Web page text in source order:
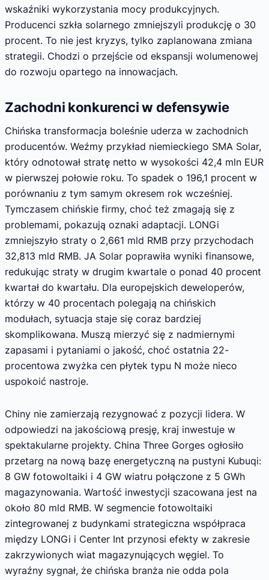
wskaźniki wykorzystania mocy produkcyjnych.
Producenci szkła solarnego zmniejszyli produkcję o 30
procent. To nie jest kryzys, tylko zaplanowana zmiana
strategii. Chodzi o przejście od ekspansji wolumenowej
do rozwoju opartego na innowacjach.
Zachodni konkurenci w defensywie
Chińska transformacja boleśnie uderza w zachodnich
producentów. Weźmy przykład niemieckiego SMA Solar,
który odnotował stratę netto w wysokości 42,4 mln EUR
w pierwszej połowie roku. To spadek o 196,1 procent w
porównaniu z tym samym okresem rok wcześniej.
Tymczasem chińskie firmy, choć też zmagają się z
problemami, pokazują oznaki adaptacji. LONGi
zmniejszyło straty o 2,661 mld RMB przy przychodach
32,813 mld RMB. JA Solar poprawiła wyniki finansowe,
redukując straty w drugim kwartale o ponad 40 procent
kwartał do kwartału. Dla europejskich deweloperów,
którzy w 40 procentach polegają na chińskich
modułach, sytuacja staje się coraz bardziej
skomplikowana. Muszą mierzyć się z nadmiernymi
zapasami i pytaniami o jakość, choć ostatnia 22-
procentowa zwyżka cen płytek typu N może nieco
uspokoić nastroje.
Chiny nie zamierzają rezygnować z pozycji lidera. W
odpowiedzi na jakościową presję, kraj inwestuje w
spektakularne projekty. China Three Gorges ogłosiło
przetarg na nową bazę energetyczną na pustyni Kubuqi:
8 GW fotowoltaiki i 4 GW wiatru połączone z 5 GWh
magazynowania. Wartość inwestycji szacowana jest na
około 80 mld RMB. W segmencie fotowoltaiki
zintegrowanej z budynkami strategiczna współpraca
między LONGi i Center Int przynosi efekty w zakresie
zakrzywionych wiat magazynujących węgiel. To
wyraźny sygnał, że chińska branża nie odda pola